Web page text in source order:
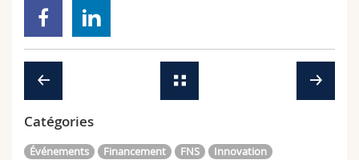
Catégories
Événements Financement FNS Innovation